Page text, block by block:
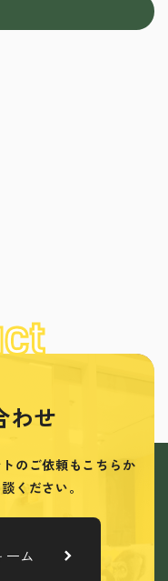
わせ
のご依頼もこちらか
ください。
ム